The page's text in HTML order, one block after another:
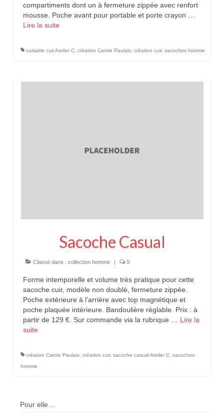
compartiments dont un à fermeture zippée avec renfort
mousse. Poche avant pour portable et porte crayon …
Lire la suite­­
cartable cuir Atelier C, création Carole Paulais, création cuir, sacoches homme
Sacoche Casual
Classé dans : collection homme | 0
Forme intemporelle et volume très pratique pour cette
sacoche cuir, modèle non doublé, fermeture zippée.
Poche extérieure à l’arrière avec top magnétique et
poche plaquée intérieure. Bandoulière réglable. Prix : à
partir de 129 €. Sur commande via la rubrique … Lire la
suite­­
création Carole Paulais création cuir, sacoche casual Atelier C sacoches
homme
Pour elle…